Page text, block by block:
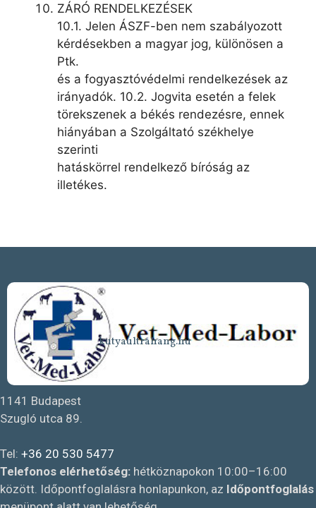
ZÁRÓ RENDELKEZÉSEK
10.1. Jelen ÁSZF-ben nem szabályozott
kérdésekben a magyar jog, különösen a
Ptk.
és a fogyasztóvédelmi rendelkezések az
irányadók. 10.2. Jogvita esetén a felek
törekszenek a békés rendezésre, ennek
hiányában a Szolgáltató székhelye
szerinti
hatáskörrel rendelkező bíróság az
illetékes.
kutyaultrahang.hu
1141 Budapest
Szugló utca 89.
Tel: +36 20 530 5477
Telefonos elérhetőség: hétköznapokon 10:00–16:00
között. Időpontfoglalásra honlapunkon, az Időpontfoglalás